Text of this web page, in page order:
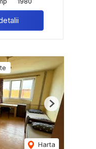
Harta
Next